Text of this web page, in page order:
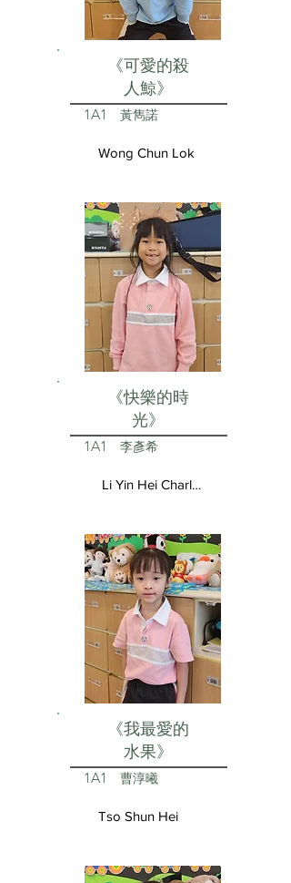
《可愛的殺
人鯨》
1A1 黃雋諾
Wong Chun Lok
《快樂的時
光》
1A1 李彥希
Li Yin Hei Charlotte
《我最愛的
水果》
1A1 曹淳曦
Tso Shun Hei